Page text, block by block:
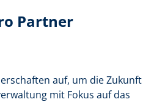
Partner
auf, um die Zukunft
mit Fokus auf das